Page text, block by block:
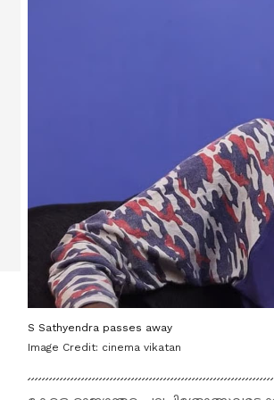
S Sathyendra passes away
Image Credit: cinema vikatan